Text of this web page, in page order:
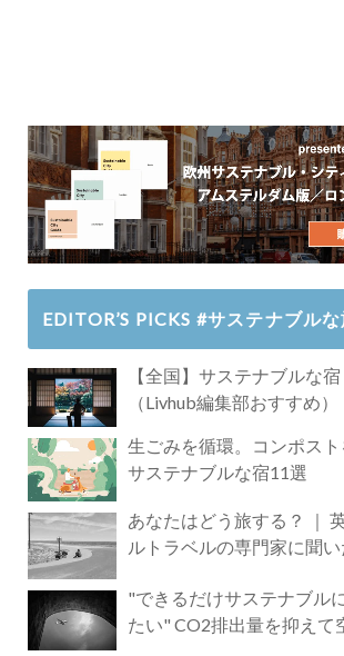
EDITOR’S PICKS #サステナブルな
【全国】サステナブルな
（Livhub編集部おすすめ）
生ごみを循環。コンポス
サステナブルな宿11選
あなたはどう旅する？ ｜ 英国サステナブ
ルトラベルの専門家に聞
"できるだけサステナブル
たい" CO2排出量を抑えて